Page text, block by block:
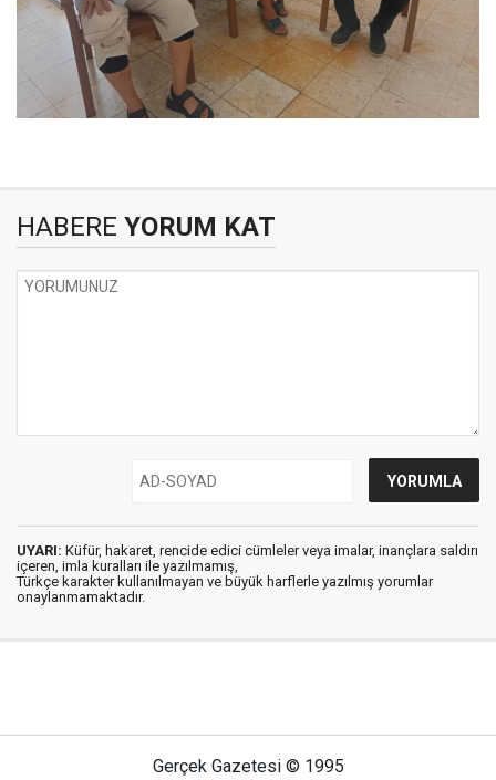
HABERE YORUM KAT
UYARI: Küfür, hakaret, rencide edici cümleler veya imalar, inançlara saldırı
içeren, imla kuralları ile yazılmamış,
Türkçe karakter kullanılmayan ve büyük harflerle yazılmış yorumlar
onaylanmamaktadır.
Gerçek Gazetesi © 1995